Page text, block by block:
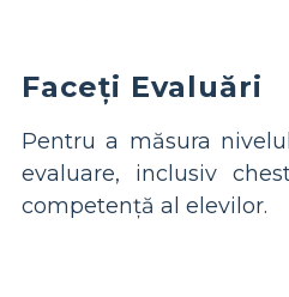
Faceți Evaluări
Pentru a măsura
evaluare, inclusiv
competență al elevilor.